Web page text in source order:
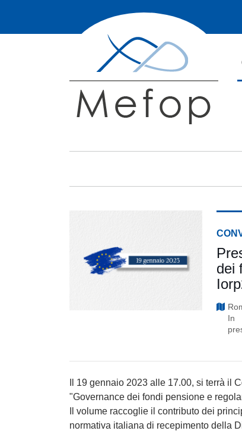
dei
In
Il 19 gennaio 2023 alle 17.00, si terrà il
"Governance dei fondi pensione e
Il volume raccoglie il contributo dei
normativa italiana di recepimento della